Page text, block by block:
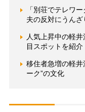
「別荘でテレワ
夫の反対にうんざ
人気上昇中の軽
目スポットを紹介
移住者急増の軽
ーク”の文化